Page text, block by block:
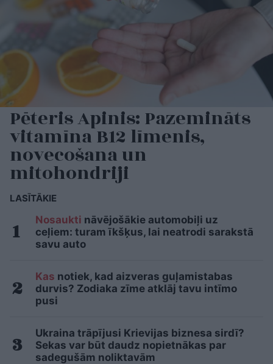
Pēteris Apinis: Pazemināts
vitamīna B12 līmenis,
novecošana un
mitohondriji
LASĪTĀKIE
Nosaukti nāvējošākie automobiļi uz
ceļiem: turam īkšķus, lai neatrodi sarakstā
savu auto
Kas notiek, kad aizveras guļamistabas
durvis? Zodiaka zīme atklāj tavu intīmo
pusi
Ukraina trāpījusi Krievijas biznesa sirdī?
Sekas var būt daudz nopietnākas par
sadegušām noliktavām